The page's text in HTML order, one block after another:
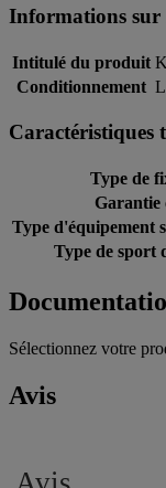
Informations
Intitulé du produit
Conditionnement
Caractéristiques
Type de
Garantie
Type d'équipement
Type de sport
Sélectionnez votre
Avis